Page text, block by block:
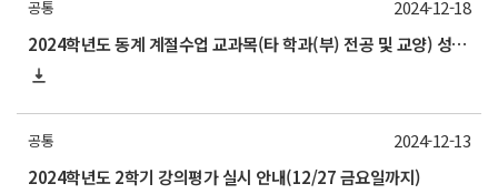
공통
2024학년도 동계 계절수업 교과목(타 학과(부) 전공 및 교양) 성적평가방법 선택제 신청 안내(2025/1/8 수요일까지)
2024-12-18
공통
2024학년도 2학기 강의평가 실시 안내(12/27 금요일까지)
2024-12-13